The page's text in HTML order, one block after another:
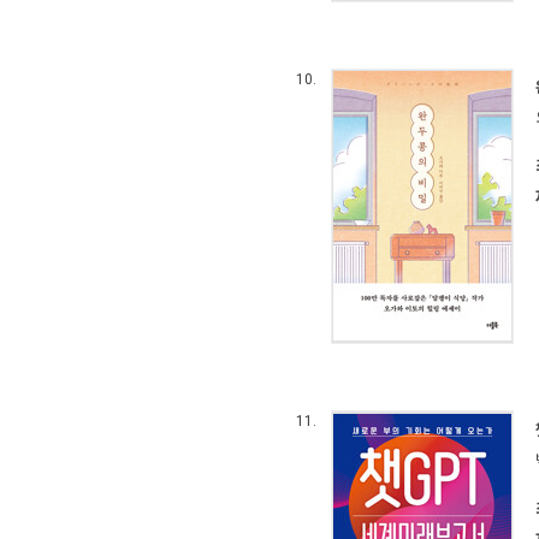
10.
11.